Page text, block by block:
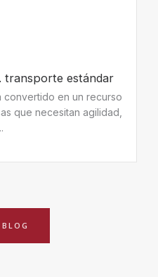
transporte estándar
convertido en un recurso
que necesitan agilidad,